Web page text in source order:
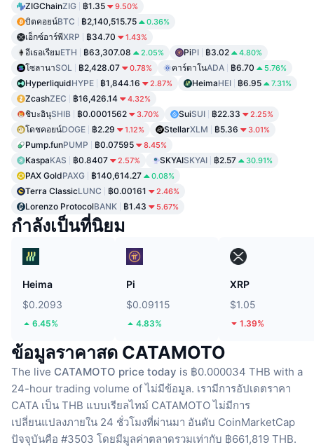
ZIGChainZIG ฿1.35 9.50%
บิตคอยน์BTC ฿2,140,515.75 0.36%
เอ็กซ์อาร์พีXRP ฿34.70 1.43%
อีเธอเรียมETH ฿63,307.08 2.05% PiPI ฿3.02 4.80%
โซลานาSOL ฿2,428.07 0.78% คาร์ดาโนADA ฿6.70 5.76%
HyperliquidHYPE ฿1,844.16 2.87% HeimaHEI ฿6.95 7.31%
ZcashZEC ฿16,426.14 4.32%
ชิบะอินุSHIB ฿0.0001562 3.70% SuiSUI ฿22.33 2.25%
โดชคอยน์DOGE ฿2.29 1.12% StellarXLM ฿5.36 3.01%
Pump.funPUMP ฿0.07595 8.45%
KaspaKAS ฿0.8407 2.57% SKYAISKYAI ฿2.57 30.91%
PAX GoldPAXG ฿140,614.27 0.08%
Terra ClassicLUNC ฿0.00161 2.46%
Lorenzo ProtocolBANK ฿1.43 5.67%
กำลังเป็นที่นิยม
Heima
$0.2093
6.45%
Pi
$0.09115
4.83%
XRP
$1.05
1.39%
ข้อมูลราคาสด CATAMOTO
The live CATAMOTO price today is ฿0.000034 THB with a
24-hour trading volume of ไม่มีข้อมูล. เรามีการอัปเดตราคา
CATA เป็น THB แบบเรียลไทม์ CATAMOTO ไม่มีการ
เปลี่ยนแปลงภายใน 24 ชั่วโมงที่ผ่านมา อันดับ CoinMarketCap
ปัจจุบันคือ #3503 โดยมีมูลค่าตลาดรวมเท่ากับ ฿661,819 THB.